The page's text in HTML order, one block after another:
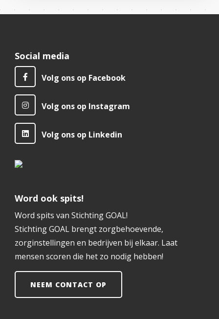
Social media
Volg ons op Facebook
Volg ons op Instagram
Volg ons op Linkedin
Word ook spits!
Word spits van Stichting GOAL!
Stichting GOAL brengt zorgbehoevende,
zorginstellingen en bedrijven bij elkaar. Laat
mensen scoren die het zo nodig hebben!
NEEM CONTACT OP